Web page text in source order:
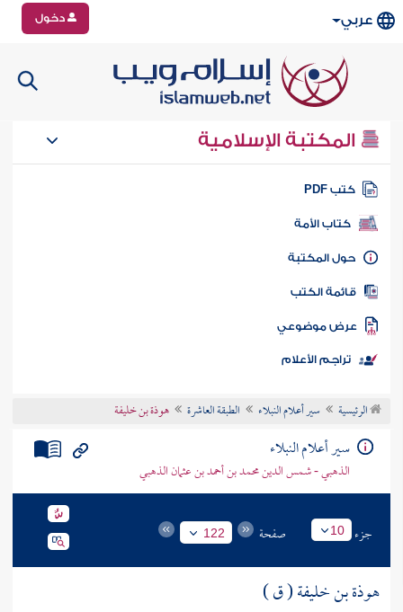
عربي دخول
المكتبة الإسلامية
كتب PDF
كتاب الأمة
المكتبة
الكتب
موضوعي
تراجم الأعلام
الرئيسية سير أعلام النبلاء الطبقة العاشرة هوذة بن خليفة
سير أعلام النبلاء
الذهبي - شمس الدين محمد بن أحمد بن عثمان الذهبي
جزء 10 صفحة 122
هوذة بن خليفة ( ق )